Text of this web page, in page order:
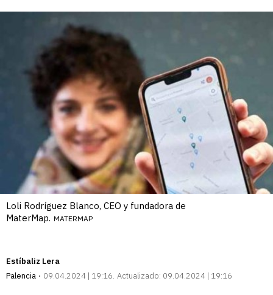
Loli Rodríguez Blanco, CEO y fundadora de
MaterMap. MATERMAP
Estíbaliz Lera
Palencia
09.04.2024 | 19:16 Actualizado: 09.04.2024 | 19:16